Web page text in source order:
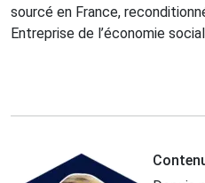
sourcé en France,
Entreprise de l’économie